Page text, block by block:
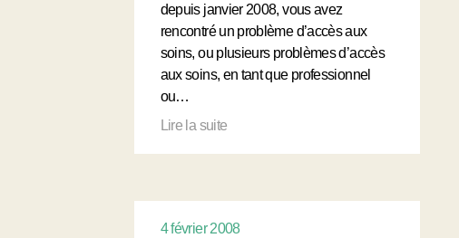
depuis janvier 2008, vous avez
rencontré un problème d’accès aux
soins, ou plusieurs problèmes d’accès
aux soins, en tant que professionnel
ou…
Lire la suite
4 février 2008